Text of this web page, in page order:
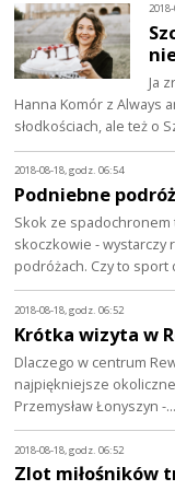
Ja
Hanna Komór z Always
słodkościach, ale też o
2018-08-18, godz. 06:54
Podniebne
Skok ze spadochronem
skoczkowie - wystarczy
podróżach. Czy to sport
2018-08-18, godz. 06:52
Krótka wizyta w
Dlaczego w centrum
najpiękniejsze
Przemysław Łonyszyn -…
2018-08-18, godz. 06:52
Zlot miłośników